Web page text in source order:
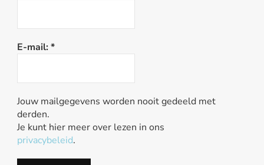
E-mail: *
Jouw mailgegevens worden nooit gedeeld met
derden.
Je kunt hier meer over lezen in ons
privacybeleid.